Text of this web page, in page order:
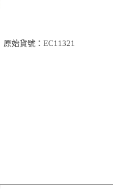
原始貨號：EC11321